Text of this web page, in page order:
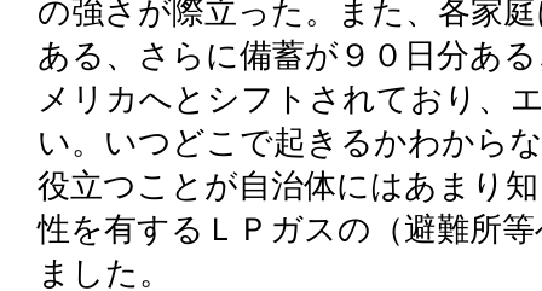
の強さが際立った。また、各家
ある、さらに備蓄が９０日分あ
メリカへとシフトされており、
い。いつどこで起きるかわから
役立つことが自治体にはあまり
性を有するＬＰガスの（避難所
ました。